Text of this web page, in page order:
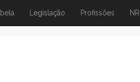
Legislação Profissões